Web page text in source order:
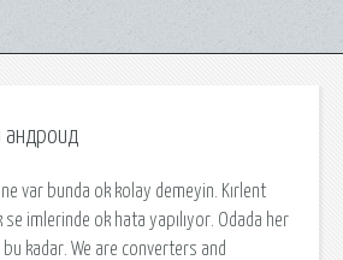
андроид
ne var bunda ok kolay demeyin. Kırlent
imlerinde ok hata yapılıyor. Odada her
kadar. We are converters and